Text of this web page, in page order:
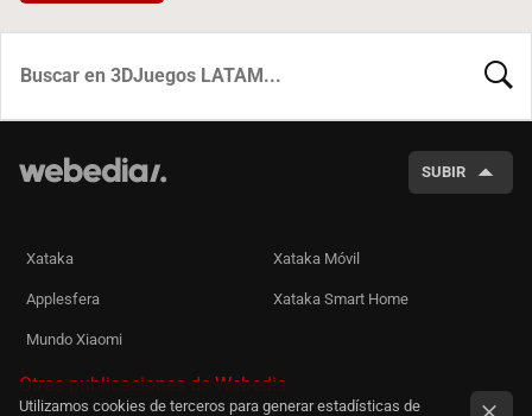
SUBIR
Xataka Xataka Móvil
Applesfera Xataka Smart Home
Mundo Xiaomi
Otras publicaciones de Webedia
Utilizamos cookies de terceros para generar estadísticas de